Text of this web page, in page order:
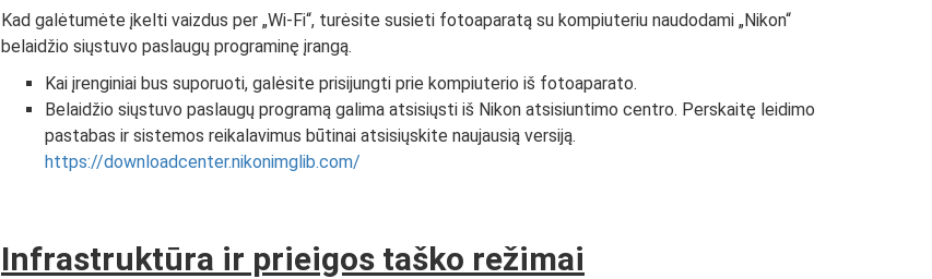
Kad galėtumėte įkelti vaizdus per „Wi-Fi“, turėsite susieti fotoaparatą su kompiuteriu naudodami „Nikon“
belaidžio siųstuvo paslaugų programinę įrangą.
Kai įrenginiai bus suporuoti, galėsite prisijungti prie kompiuterio iš fotoaparato.
Belaidžio siųstuvo paslaugų programą galima atsisiųsti iš Nikon atsisiuntimo centro. Perskaitę leidimo
pastabas ir sistemos reikalavimus būtinai atsisiųskite naujausią versiją.
https://downloadcenter.nikonimglib.com/
Infrastruktūra ir prieigos taško režimai